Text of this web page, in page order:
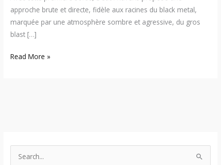
approche brute et directe, fidèle aux racines du black metal,
marquée par une atmosphère sombre et agressive, du gros
blast […]
Read More »